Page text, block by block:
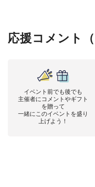
応援コメント（
イベント前でも後でも
主催者にコメントやギフト
を贈って
一緒にこのイベントを盛り
上げよう！